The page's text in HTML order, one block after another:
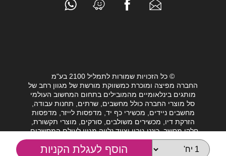
© כל הזכויות שמורות לתמליל 2100 בע"מ
החברה מפיצה ומוכרת כמשווקת מורשת של מגוון רחב של
מותגים בינלאומיים מהמובילים בתחום המחשוב העולמי
סל מוצרי החברה כולל מחשבים, שרתים, תחנות עבודה,
מחשבים ניידים, מכשירי כף יד, מדפסות לייזר, מדפסות
הזרקת דיו, מכשירים משולבים, סורקים, מוצרי תקשורת,
חלקי מחשב, כונני גיבוי וציוד נלווה מגוון לעולם המחשבים.